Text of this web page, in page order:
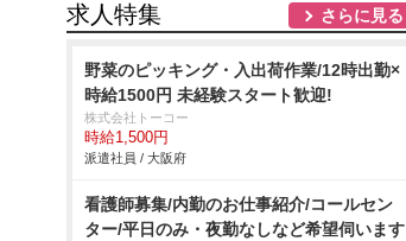
求人特集 さらに見る
野菜のピッキング・入出荷作業/12時出勤×
時給1500円 未経験スタート歓迎!
株式会社トーコー
時給1,500円
派遣社員 / 大阪府
看護師募集/内勤のお仕事紹介/コールセン
ター/平日のみ・夜勤なしなど希望伺います